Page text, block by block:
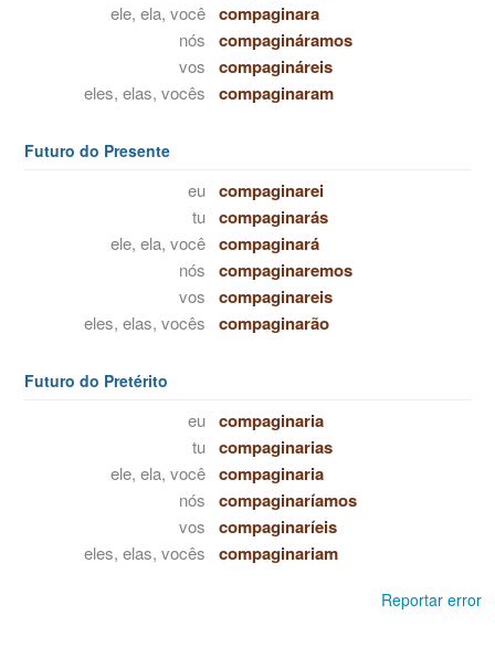
ele, ela, você compaginara
nós compagináramos
vos compagináreis
eles, elas, vocês compaginaram
Futuro do Presente
eu compaginarei
tu compaginarás
ele, ela, você compaginará
nós compaginaremos
vos compaginareis
eles, elas, vocês compaginarão
Futuro do Pretérito
eu compaginaria
tu compaginarias
ele, ela, você compaginaria
nós compaginaríamos
vos compaginaríeis
eles, elas, vocês compaginariam
Reportar error